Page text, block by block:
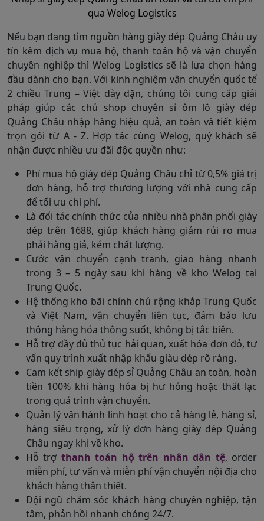
qua Welog Logistics
Nếu bạn đang tìm nguồn hàng giày dép Quảng Châu uy
tín kèm dịch vụ mua hộ, thanh toán hộ và vận chuyển
chuyên nghiệp thì Welog Logistics sẽ là lựa chọn hàng
đầu dành cho bạn. Với kinh nghiệm vận chuyển quốc tế
2 chiều Trung – Việt dày dặn, chúng tôi cung cấp giải
pháp giúp các chủ shop chuyên sỉ ôm lô giày dép
Quảng Châu nhập hàng hiệu quả, an toàn và tiết kiệm
trọn gói từ A - Z. Hợp tác cùng Welog, quý khách sẽ
nhận được nhiều ưu đãi độc quyền như:
Phí mua hộ giày dép Quảng Châu chỉ từ 0,5% giá trị
đơn hàng, hỗ trợ thương lượng với nhà cung cấp
để tối ưu chi phí.
Là đối tác chính thức của nhiều nhà phân phối giày
dép trên 1688, giúp khách hàng giảm rủi ro mua
phải hàng giả, kém chất lượng.
Cước vận chuyển cạnh tranh, giao hàng nhanh
trong 3 – 5 ngày sau khi hàng về kho Welog tại
Trung Quốc.
Hệ thống kho bãi chính chủ rộng khắp Trung Quốc
và Việt Nam, vận chuyển liên tục, đảm bảo lưu
thông hàng hóa thông suốt, không bị tắc biên.
Hỗ trợ đầy đủ thủ tục hải quan, xuất hóa đơn đỏ, tư
vấn quy trình xuất nhập khẩu giàu dép rõ ràng.
Cam kết ship giày dép sỉ Quảng Châu an toàn, hoàn
tiền 100% khi hàng hóa bị hư hỏng hoặc thất lạc
trong quá trình vận chuyển.
Quản lý vận hành linh hoạt cho cả hàng lẻ, hàng sỉ,
hàng siêu trọng, xử lý đơn hàng giày dép Quảng
Châu ngay khi về kho.
Hỗ trợ thanh toán hộ trên nhân dân tệ, order
miễn phí, tư vấn và miễn phí vận chuyển nội địa cho
khách hàng thân thiết.
Đội ngũ chăm sóc khách hàng chuyên nghiệp, tận
tâm, phản hồi nhanh chóng 24/7.